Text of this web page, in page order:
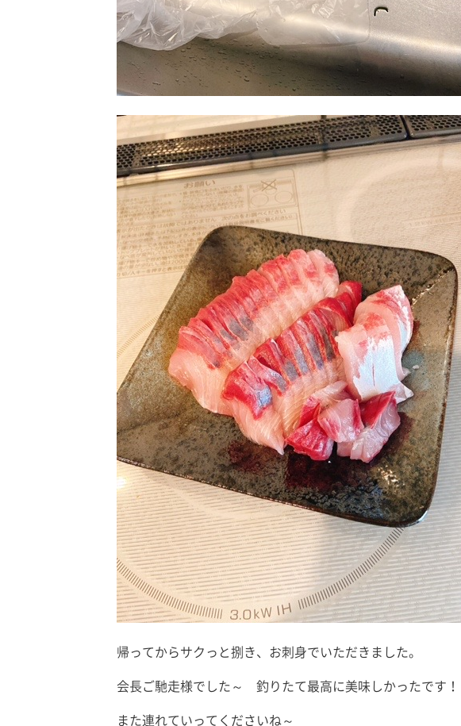
帰ってからサクっと捌き、お刺身でいただきました。
会長ご馳走様でした～ 釣りたて最高に美味しかったです！
また連れていってくださいね～